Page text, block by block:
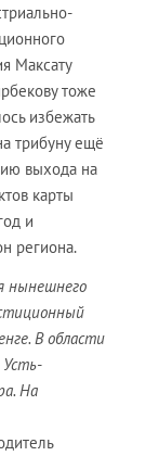
Максату
тоже
избежать
трибуну ещё
выхода на
карты
и
региона.
нынешнего
В области
На